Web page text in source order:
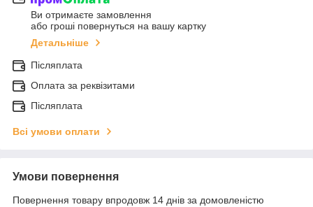
Ви отримаєте замовлення
або гроші повернуться на вашу картку
Детальніше
Післяплата
Оплата за реквізитами
Післяплата
Всі умови оплати
Умови повернення
Повернення товару впродовж 14 днів за домовленістю